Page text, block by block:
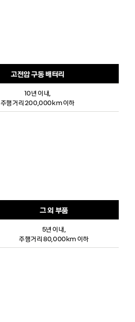
고전압 구동 배터리
10년 이내,
주행거리 200,000km 이하
그 외 부품
5년 이내,
주행거리 80,000km 이하